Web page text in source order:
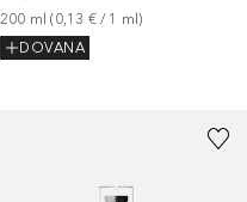
200 ml (0,13 € / 1 ml)
DOVANA